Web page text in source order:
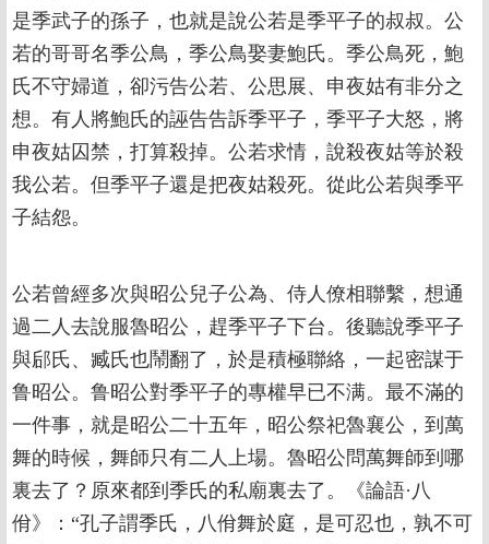
是季武子的孫子，也就是說公若是季平子的叔叔。公
若的哥哥名季公鳥，季公鳥娶妻鮑氏。季公鳥死，鮑
氏不守婦道，卻污告公若、公思展、申夜姑有非分之
想。有人將鮑氏的誣告告訴季平子，季平子大怒，將
申夜姑囚禁，打算殺掉。公若求情，說殺夜姑等於殺
我公若。但季平子還是把夜姑殺死。從此公若與季平
子結怨。
公若曾經多次與昭公兒子公為、侍人僚相聯繫，想通
過二人去說服魯昭公，趕季平子下台。後聽說季平子
與郈氏、臧氏也鬧翻了，於是積極聯絡，一起密謀于
鲁昭公。鲁昭公對季平子的專權早已不满。最不滿的
一件事，就是昭公二十五年，昭公祭祀魯襄公，到萬
舞的時候，舞師只有二人上場。魯昭公問萬舞師到哪
裏去了？原來都到季氏的私廟裏去了。《論語·八
佾》：“孔子謂季氏，八佾舞於庭，是可忍也，孰不可